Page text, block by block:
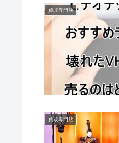
買取専門店
買取専門店